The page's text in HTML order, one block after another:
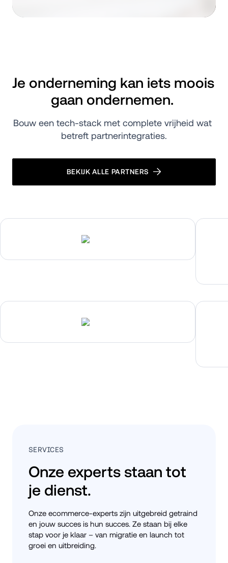
Je onderneming kan iets moois
gaan ondernemen.
Bouw een tech-stack met complete vrijheid wat
betreft partnerintegraties.
BEKIJK ALLE PARTNERS
SERVICES
Onze experts staan tot
je dienst.
Onze ecommerce-experts zijn uitgebreid getraind
en jouw succes is hun succes. Ze staan bij elke
stap voor je klaar – van migratie en launch tot
groei en uitbreiding.